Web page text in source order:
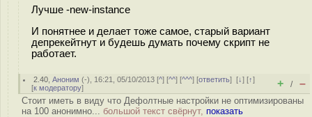
Лучше -new-instance
И понятнее и делает тоже самое, старый вариант
депрекейтнут и будешь думать почему скрипт не
работает.
2.40 ,Аноним (-), 16:21, 05/10/2013 [^] [^^] [^^^] [ответить][↓] [↑]
[к модератору] + / –
Стоит иметь в виду что Дефолтные настройки не оптимизированы
на 100 анонимно... большой текст свёрнут, показать